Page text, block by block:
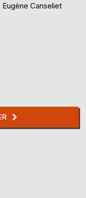
Canseliet